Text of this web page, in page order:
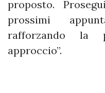
proposto.
prossimi
rafforzando la
approccio”.